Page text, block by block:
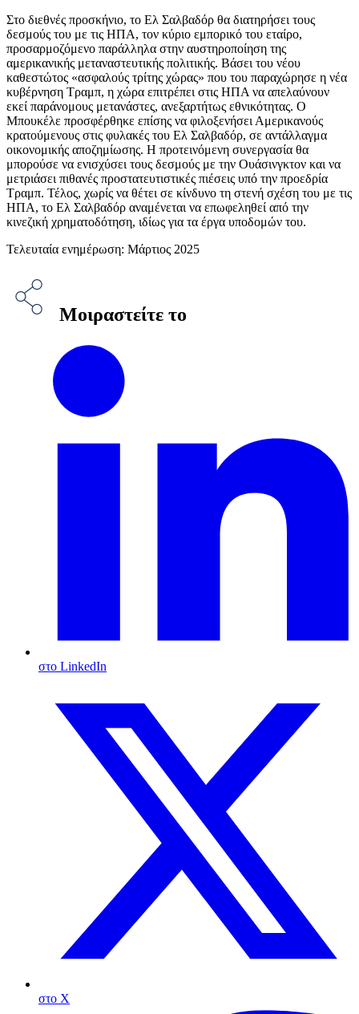
Στο διεθνές προσκήνιο, το Ελ Σαλβαδόρ θα διατηρήσει τους
δεσμούς του με τις ΗΠΑ, τον κύριο εμπορικό του εταίρο,
προσαρμοζόμενο παράλληλα στην αυστηροποίηση της
αμερικανικής μεταναστευτικής πολιτικής. Βάσει του νέου
καθεστώτος «ασφαλούς τρίτης χώρας» που του παραχώρησε η νέα
κυβέρνηση Τραμπ, η χώρα επιτρέπει στις ΗΠΑ να απελαύνουν
εκεί παράνομους μετανάστες, ανεξαρτήτως εθνικότητας. Ο
Μπουκέλε προσφέρθηκε επίσης να φιλοξενήσει Αμερικανούς
κρατούμενους στις φυλακές του Ελ Σαλβαδόρ, σε αντάλλαγμα
οικονομικής αποζημίωσης. Η προτεινόμενη συνεργασία θα
μπορούσε να ενισχύσει τους δεσμούς με την Ουάσινγκτον και να
μετριάσει πιθανές προστατευτιστικές πιέσεις υπό την προεδρία
Τραμπ. Τέλος, χωρίς να θέτει σε κίνδυνο τη στενή σχέση του με τις
ΗΠΑ, το Ελ Σαλβαδόρ αναμένεται να επωφεληθεί από την
κινεζική χρηματοδότηση, ιδίως για τα έργα υποδομών του.
Τελευταία ενημέρωση: Μάρτιος 2025
Μοιραστείτε το
στο LinkedIn
στο X